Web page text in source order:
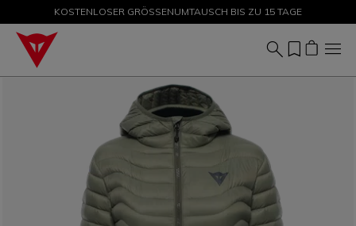
SALE BIS ZU -50 % – JETZT SHOPPEN
KOSTENLOSER GRÖSSENUMTAUSCH BIS ZU 15 TAGE